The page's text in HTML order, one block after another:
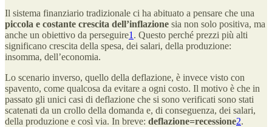
Il sistema finanziario tradizionale ci ha abituato a pensare che una
piccola e costante crescita dell’inflazione sia non solo positiva, ma
anche un obiettivo da perseguire1 . Questo perché prezzi più alti
significano crescita della spesa, dei salari, della produzione:
insomma, dell’economia.
Lo scenario inverso, quello della deflazione, è invece visto con
spavento, come qualcosa da evitare a ogni costo. Il motivo è che in
passato gli unici casi di deflazione che si sono verificati sono stati
scatenati da un crollo della domanda e, di conseguenza, dei salari,
della produzione e così via. In breve: deflazione=recessione2.